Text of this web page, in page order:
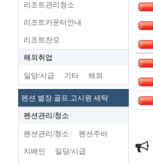
리조트관리청소
리조트카운터안내
리조트찬모
해외취업
일당/시급 기타 해외
펜션 별장.골프.고시원 세탁
펜션관리/청소
펜션관리/청소 펜션주바
지배인 일당/시급